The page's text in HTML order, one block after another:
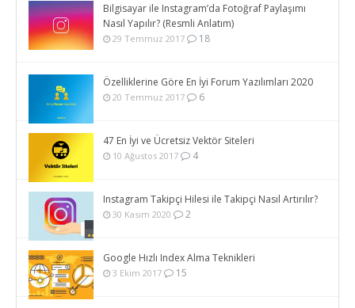
Bilgisayar ile Instagram’da Fotoğraf Paylaşımı
Nasıl Yapılır? (Resmli Anlatım)
29 Temmuz 2017 18
Özelliklerine Göre En İyi Forum Yazılımları 2020
20 Temmuz 2017 6
47 En İyi ve Ücretsiz Vektör Siteleri
10 Ağustos 2017 4
Instagram Takipçi Hilesi ile Takipçi Nasıl Artırılır?
30 Kasım 2020 2
Google Hızlı Index Alma Teknikleri
3 Ekim 2017 15